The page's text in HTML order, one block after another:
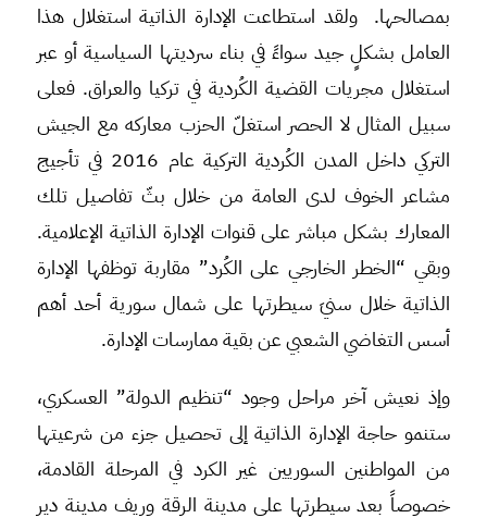
بمصالحها. ولقد استطاعت الإدارة الذاتية استغلال هذا
العامل بشكلٍ جيد سواءً في بناء سرديتها السياسية أو عبر
استغلال مجريات القضية الكُردية في تركيا والعراق. فعلى
سبيل المثال لا الحصر استغلّ الحزب معاركه مع الجيش
التركي داخل المدن الكُردية التركية عام 2016 في تأجيج
مشاعر الخوف لدى العامة من خلال بثّ تفاصيل تلك
المعارك بشكل مباشر على قنوات الإدارة الذاتية الإعلامية.
وبقي “الخطر الخارجي على الكُرد” مقاربة توظفها الإدارة
الذاتية خلال سنيَ سيطرتها على شمال سورية أحد أهم
أسس التغاضي الشعبي عن بقية ممارسات الإدارة.
وإذ نعيش آخر مراحل وجود “تنظيم الدولة” العسكري،
ستنمو حاجة الإدارة الذاتية إلى تحصيل جزء من شرعيتها
من المواطنين السوريين غير الكرد في المرحلة القادمة،
خصوصاً بعد سيطرتها على مدينة الرقة وريف مدينة دير